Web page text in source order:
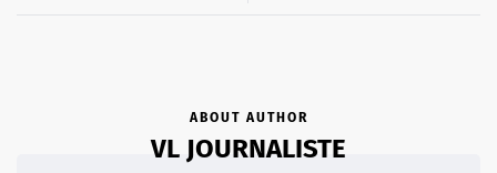
ABOUT AUTHOR
VL JOURNALISTE